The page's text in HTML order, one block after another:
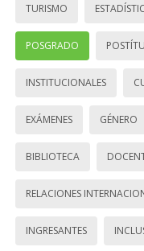
TURISMO
POSGRADO
INSTITUCIONALES
EXÁMENES GÉNERO
BIBLIOTECA
RELACIONES
INGRESANTES